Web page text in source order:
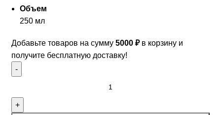
Объем
250 мл
Добавьте товаров на сумму5000₽в корзину и
получите бесплатную доставку!